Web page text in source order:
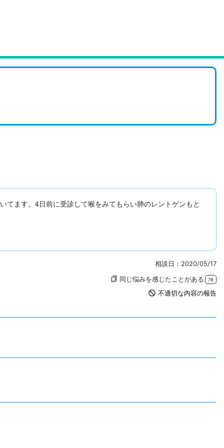
ます。4日前に受診して喉をみてもらい肺のレントゲンもと
相談日：2020/05/17
bookmarks 同じ悩みを感じたことがある 78
not_interested 不適切な内容の報告